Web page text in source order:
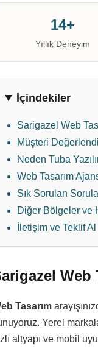
14+
Yıllık Deneyim
İçindekiler
Sarigazel Web
Müşteri
Neden Tuba
Web Tasarım
Sık Sorulan
Diğer Bölgeler ve
İletişim ve Teklif Al
Web
Tasarım
Yerel
altyapı ve mobil